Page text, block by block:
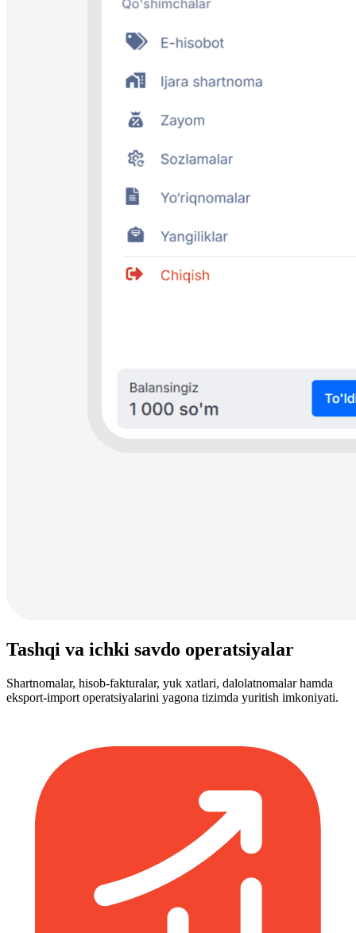
Tashqi va ichki savdo operatsiyalar
Shartnomalar, hisob-fakturalar, yuk xatlari, dalolatnomalar hamda
eksport-import operatsiyalarini yagona tizimda yuritish imkoniyati.